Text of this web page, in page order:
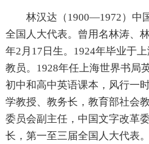
林汉达（1900—1972）中
全国人大代表。曾用名林涛、
年2月17日生。1924年毕业于
教员。1928年任上海世界书局
初中和高中英语课本，风行
学教授、教务长，教育部社会
委员会副主任，中国文字改革
长，第一至三届全国人大代表